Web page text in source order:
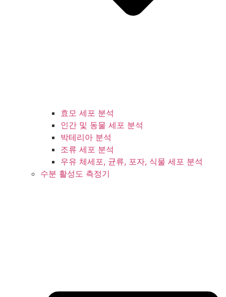
효모 세포 분석
인간 및 동물 세포 분석
박테리아 분석
조류 세포 분석
우유 체세포, 균류, 포자, 식물 세포 분석
수분 활성도 측정기